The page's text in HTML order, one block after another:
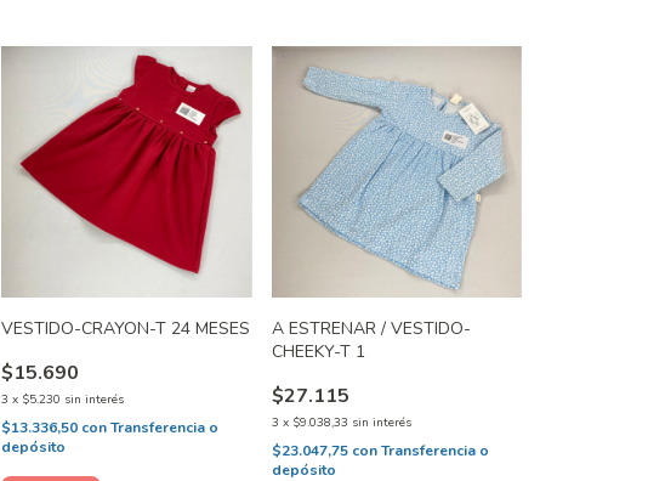
VESTIDO-CRAYON-T 24 MESES
$15.690
3 x $5.230 sin interés
$13.336,50 conTransferencia o
depósito
A ESTRENAR / VESTIDO-
CHEEKY-T 1
$27.115
3 x $9.038,33 sin interés
$23.047,75 con Transferencia o
depósito